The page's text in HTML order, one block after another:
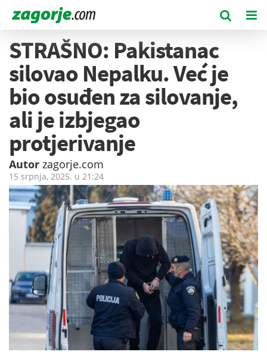
STRAŠNO: Pakistanac
silovao Nepalku. Već je
bio osuđen za silovanje,
ali je izbjegao
protjerivanje
Autor zagorje.com
15 srpnja, 2025. u 21:24